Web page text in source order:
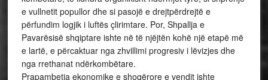
e vullnetit popullor dhe si pasojë e drejtpërdrejtë e
përfundim logjik i luftës çlirimtare. Por, Shpallja e
Pavarësisë shqiptare ishte në të njëjtën kohë një etapë më
e lartë, e përcaktuar nga zhvillimi progresiv i lëvizjes dhe
nga rrethanat ndërkombëtare.
Prapambetja ekonomike e shoqërore e vendit ishte